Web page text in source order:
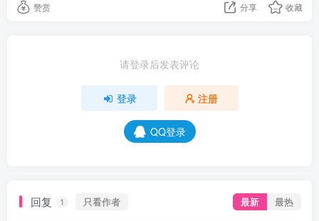
赞赏 分享 收藏
请登录后发表评论
登录 注册
QQ登录
回复 1 只看作者 最新 最热